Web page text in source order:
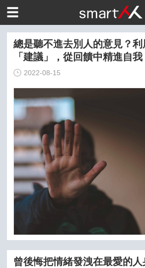
總是聽不進去別人的意見？
「建議」，從回饋中精進自我
2022-08-15
曾後悔把情緒發洩在最愛的